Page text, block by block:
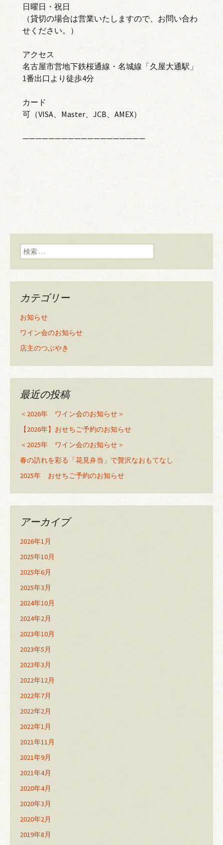
日曜日・祝日
（貸切の場合は営業いたしますので、お問い合わ
せください。）
アクセス
名古屋市営地下鉄桜通線・名城線「久屋大通駅」
1番出口より徒歩4分
カード
可（VISA、Master、JCB、AMEX）
———————————————————
検索:
カテゴリー
お知らせ
ワイン会のお知らせ
店主のつぶやき
最近の投稿
＜2026年 ワイン会のお知らせ＞
【2026年】おせちご予約のお知らせ
＜2025年 ワイン会のお知らせ＞
春の訪れを彩る「花見弁当」で贅沢なおもてなし
2025年 おせちご予約のお知らせ
アーカイブ
2026年1月
2025年10月
2025年6月
2025年3月
2024年10月
2024年2月
2023年10月
2023年5月
2023年3月
2022年12月
2022年7月
2022年2月
2022年1月
2021年11月
2021年9月
2021年4月
2020年4月
2020年3月
2020年2月
2019年8月